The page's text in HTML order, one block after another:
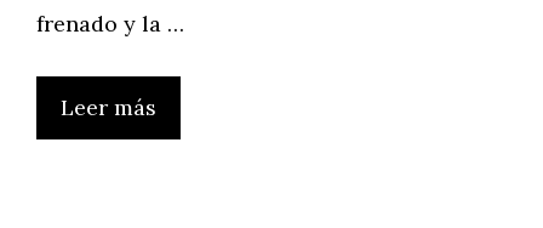
frenado y la …
Leer más